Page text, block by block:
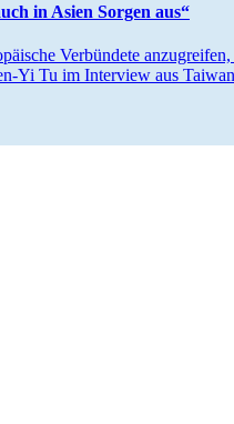
in Asien Sorgen aus“
Verbündete
Yi Tu im Interview aus